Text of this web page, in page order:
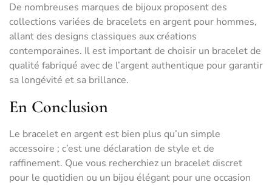
De nombreuses marques de bijoux proposent des
collections variées de bracelets en argent pour hommes,
allant des designs classiques aux créations
contemporaines. Il est important de choisir un bracelet de
qualité fabriqué avec de l’argent authentique pour garantir
sa longévité et sa brillance.
En Conclusion
Le bracelet en argent est bien plus qu’un simple
accessoire ; c’est une déclaration de style et de
raffinement. Que vous recherchiez un bracelet discret
pour le quotidien ou un bijou élégant pour une occasion